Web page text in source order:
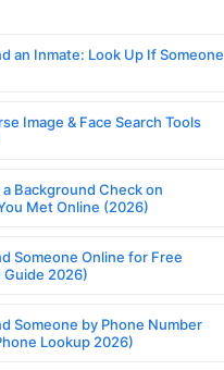
an Inmate: Look Up If Someone
Image & Face Search Tools
Background Check on
Met Online (2026)
Someone Online for Free
2026)
Someone by Phone Number
Lookup 2026)